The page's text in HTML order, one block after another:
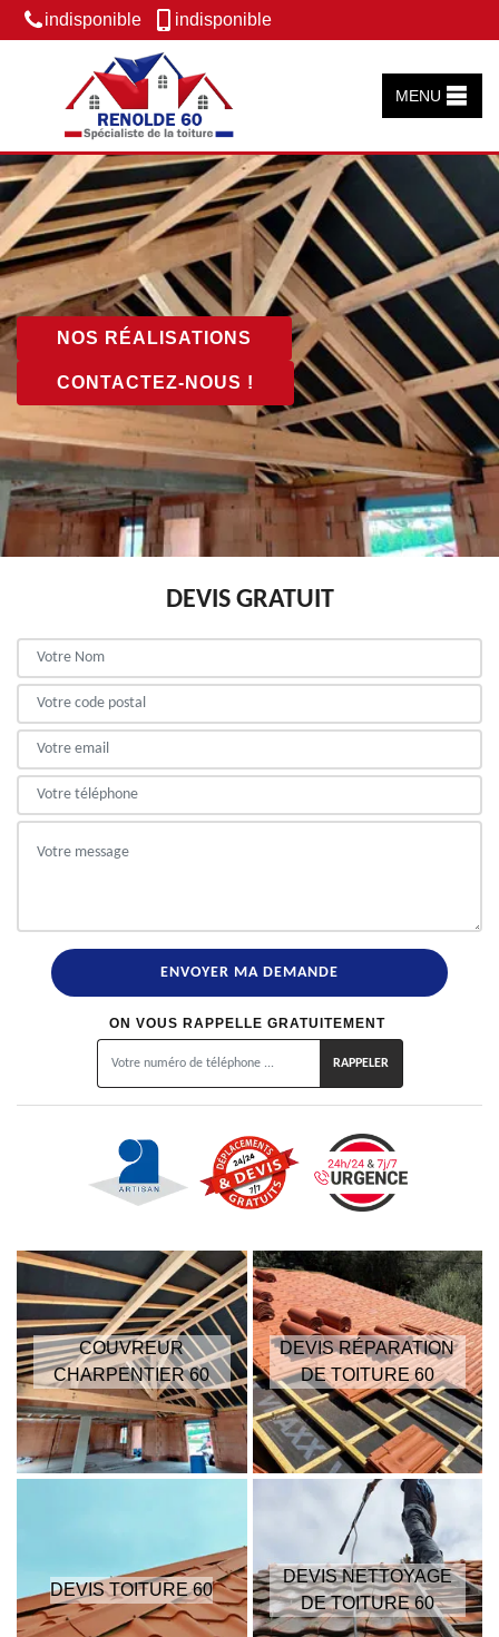
indisponible indisponible
MENU
NOS RÉALISATIONS
CONTACTEZ-NOUS !
DEVIS GRATUIT
ON VOUS RAPPELLE GRATUITEMENT
COUVREUR
CHARPENTIER 60
DEVIS RÉPARATION
DE TOITURE 60
DEVIS TOITURE 60
DEVIS NETTOYAGE
DE TOITURE 60